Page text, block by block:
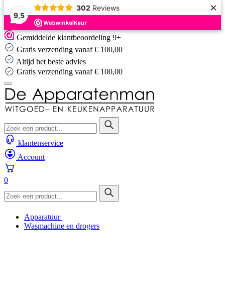
9,5
302 Reviews ×
Skip
to
content
Gemiddelde klantbeoordeling 9+
Gratis verzending vanaf € 100,00
Altijd het beste advies
Gratis verzending vanaf € 100,00
klantenservice
Account
0
Apparatuur
Wasmachine en drogers